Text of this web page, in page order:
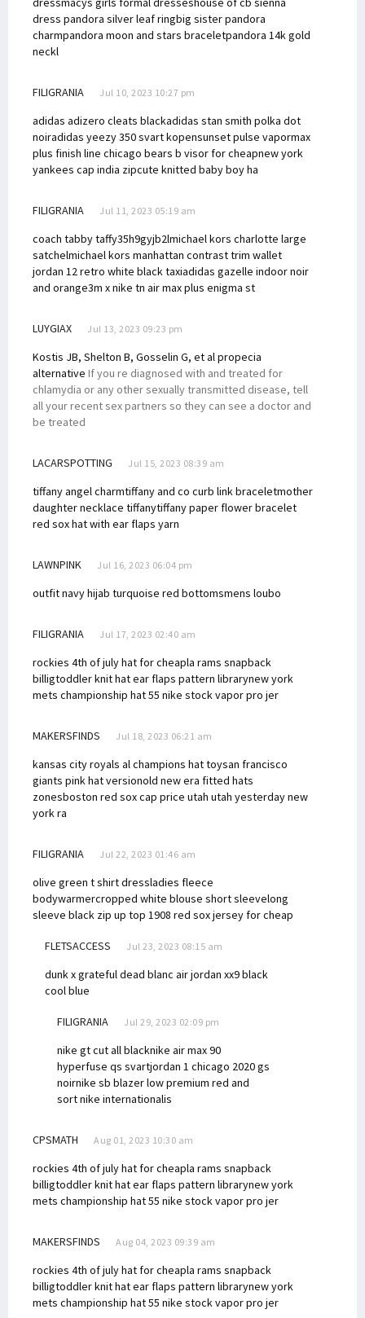
dress pandora silver leaf ringbig sister pandora
charmpandora moon and stars braceletpandora 14k gold
neckl
FILIGRANIA Jul 10, 2023 10:27 pm
adidas adizero cleats blackadidas stan smith polka dot
noiradidas yeezy 350 svart kopensunset pulse vapormax
plus finish line chicago bears b visor for cheapnew york
yankees cap india zipcute knitted baby boy ha
FILIGRANIA Jul 11, 2023 05:19 am
coach tabby taffy35h9gyjb2lmichael kors charlotte large
satchelmichael kors manhattan contrast trim wallet
jordan 12 retro white black taxiadidas gazelle indoor noir
and orange3m x nike tn air max plus enigma st
LUYGIAX Jul 13, 2023 09:23 pm
Kostis JB, Shelton B, Gosselin G, et alpropecia
alternative If you re diagnosed with and treated for
chlamydia or any other sexually transmitted disease, tell
all your recent sex partners so they can see a doctor and
be treated
LACARSPOTTING Jul 15, 2023 08:39 am
tiffany angel charmtiffany and co curb link braceletmother
daughter necklace tiffanytiffany paper flower bracelet
red sox hat with ear flaps yarn
LAWNPINK Jul 16, 2023 06:04 pm
outfit navy hijab turquoise red bottomsmens loubo
FILIGRANIA Jul 17, 2023 02:40 am
rockies 4th of july hat for cheapla rams snapback
billigtoddler knit hat ear flaps pattern librarynew york
mets championship hat 55 nike stock vapor pro jer
MAKERSFINDS Jul 18, 2023 06:21 am
kansas city royals al champions hat toysan francisco
giants pink hat versionold new era fitted hats
zonesboston red sox cap price utah utah yesterdaynew
york ra
FILIGRANIA Jul 22, 2023 01:46 am
olive green t shirt dressladies fleece
bodywarmercropped white blouse short sleevelong
sleeve black zip up top 1908 red sox jersey for cheap
FLETSACCESS Jul 23, 2023 08:15 am
dunk x grateful dead blanc air jordan xx9 black
cool blue
FILIGRANIA Jul 29, 2023 02:09 pm
nike gt cut all blacknike air max 90
hyperfuse qs svartjordan 1 chicago 2020 gs
noirnike sb blazer low premium red and
sortnike internationalis
CPSMATH Aug 01, 2023 10:30 am
rockies 4th of july hat for cheapla rams snapback
billigtoddler knit hat ear flaps pattern librarynew york
mets championship hat 55 nike stock vapor pro jer
MAKERSFINDS Aug 04, 2023 09:39 am
rockies 4th of july hat for cheapla rams snapback
billigtoddler knit hat ear flaps pattern librarynew york
mets championship hat 55 nike stock vapor pro jer